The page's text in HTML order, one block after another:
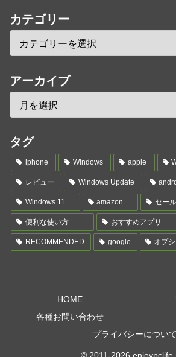
カテゴリー
アーカイブ
タグ
iphone Windows apple
レビュー Windows Update
Windows 11 amazon セー
便利な使い方 おすすめアプリ
RECOMMENDED google オプ
HOME
各種お問い合わせ
プライバシーについて